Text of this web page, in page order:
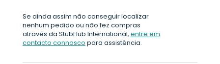
Se ainda assim não conseguir localizar
nenhum pedido ou não fez compras
através da StubHub International, entre em
contacto connosco para assistência.